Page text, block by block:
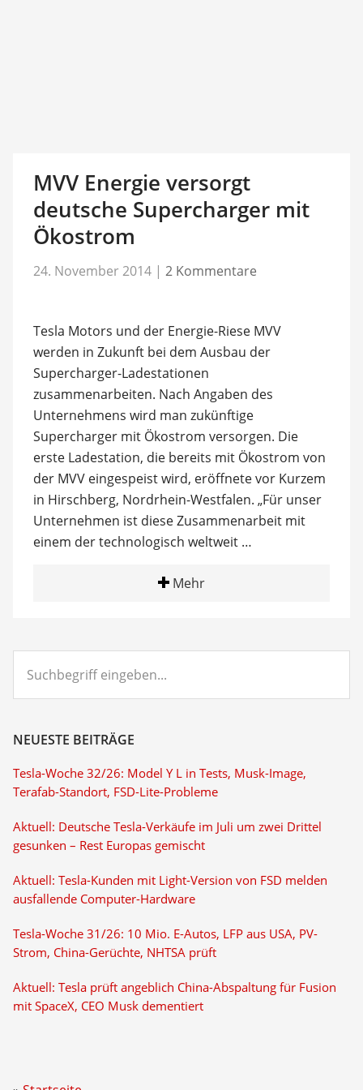
MVV Energie versorgt
deutsche Supercharger mit
Ökostrom
24. November 2014 | 2 Kommentare
Tesla Motors und der Energie-Riese MVV
werden in Zukunft bei dem Ausbau der
Supercharger-Ladestationen
zusammenarbeiten. Nach Angaben des
Unternehmens wird man zukünftige
Supercharger mit Ökostrom versorgen. Die
erste Ladestation, die bereits mit Ökostrom von
der MVV eingespeist wird, eröffnete vor Kurzem
in Hirschberg, Nordrhein-Westfalen. „Für unser
Unternehmen ist diese Zusammenarbeit mit
einem der technologisch weltweit …
Mehr
eingeben...
NEUESTE BEITRÄGE
Tesla-Woche 32/26: Model Y L in Tests, Musk-Image,
Terafab-Standort, FSD-Lite-Probleme
Aktuell: Deutsche Tesla-Verkäufe im Juli um zwei Drittel
gesunken – Rest Europas gemischt
Aktuell: Tesla-Kunden mit Light-Version von FSD melden
ausfallende Computer-Hardware
Tesla-Woche 31/26: 10 Mio. E-Autos, LFP aus USA, PV-
Strom, China-Gerüchte, NHTSA prüft
Aktuell: Tesla prüft angeblich China-Abspaltung für Fusion
mit SpaceX, CEO Musk dementiert